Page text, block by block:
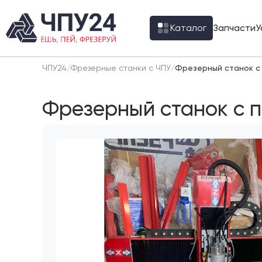
Каталог Запчасти
ЧПУ24/Фрезерные станки с ЧПУ/Фрезерный станок
Фрезерный станок с